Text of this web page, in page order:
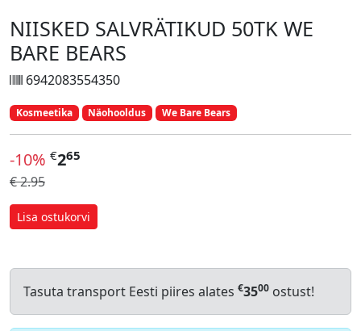
NIISKED SALVRÄTIKUD 50TK WE
BARE BEARS
6942083554350
Kosmeetika Näohooldus We Bare Bears
-10% €265
€ 2.95
Lisa ostukorvi
Tasuta transport Eesti piires alates €3500 ostust!